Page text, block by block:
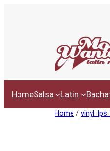
HomeSalsa Latin
Home / vinyl: lps